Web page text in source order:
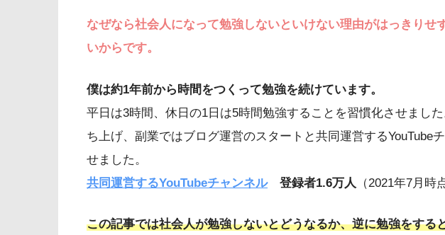
なぜなら社会人になって勉強しないといけない理由がはっきりせ
いからです。
僕は約1年前から時間をつくって勉強を続けています。
平日は3時間、休日の1日は5時間勉強することを習慣化させまし
ち上げ、副業ではブログ運営のスタートと共同運営するYouTube
せました。
共同運営するYouTubeチャンネル登録者1.6万人 （2021年7月時
この記事では社会人が勉強しないとどうなるか、逆に勉強をする